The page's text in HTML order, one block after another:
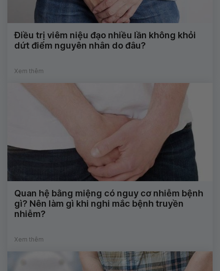
Điều trị viêm niệu đạo nhiều lần không khỏi
dứt điểm nguyên nhân do đâu?
Xem thêm
Quan hệ bằng miệng có nguy cơ nhiễm bệnh
gì? Nên làm gì khi nghi mắc bệnh truyền
nhiễm?
Xem thêm